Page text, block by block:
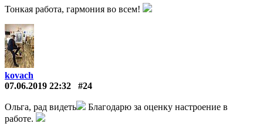
Тонкая работа, гармония во всем!
kovach
07.06.2019 22:32
#24
Ольга, рад видеть
Благодарю за оценку настроение в
работе.